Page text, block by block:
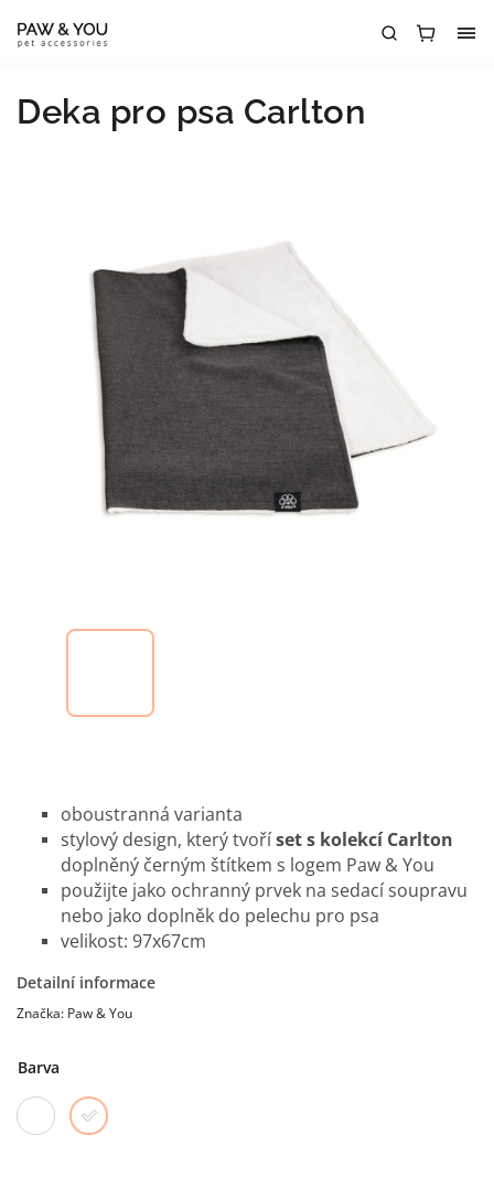
Deka pro psa Carlton
oboustranná varianta
stylový design, který tvoříset s kolekcí Carlton
doplněný černým štítkem s logem Paw & You
použijte jako ochranný prvek na sedací soupravu
nebo jako doplněk do pelechu pro psa
velikost: 97x67cm
Detailní informace
Značka: Paw & You
Barva